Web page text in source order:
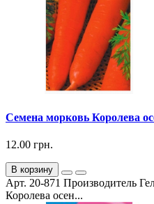
Семена морковь Королева
12.00 грн.
В корзину
Арт. 20-871 Производитель
Королева осен...